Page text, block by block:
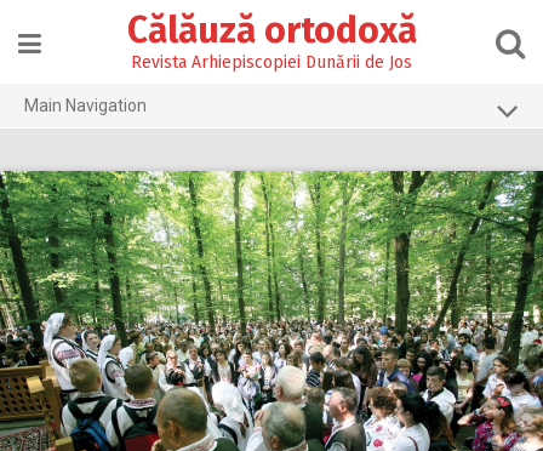
content
Călăuză ortodoxă
Revista Arhiepiscopiei Dunării de Jos
Main Navigation
2026
2025
2024
2023
2022
2021